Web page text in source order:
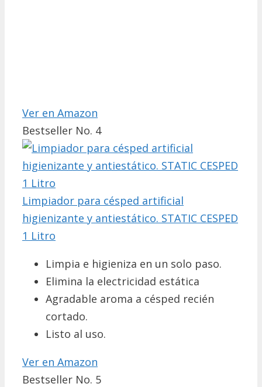
Ver en Amazon
Bestseller No. 4
Limpiador para césped artificial
higienizante y antiestático. STATIC CESPED
1 Litro
Limpia e higieniza en un solo paso.
Elimina la electricidad estática
Agradable aroma a césped recién
cortado.
Listo al uso.
Ver en Amazon
Bestseller No. 5